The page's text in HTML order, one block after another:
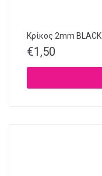
Κρίκος 2mm BLACK
€1,50